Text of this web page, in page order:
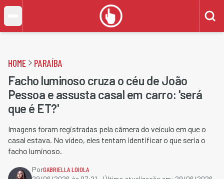
HOME PARAÍBA
Facho luminoso cruza o céu de João
Pessoa e assusta casal em carro: 'será
que é ET?'
Imagens foram registradas pela câmera do veículo em que o
casal estava. No vídeo, eles tentam identificar o que seria o
facho luminoso.
PorGABRIELLA LOIOLA